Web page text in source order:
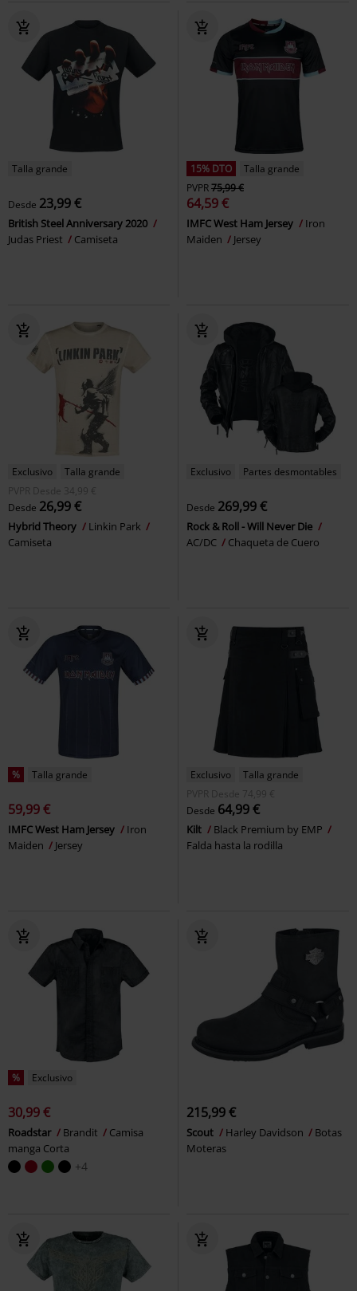
Talla grande
Desde 23,99 €
British Steel Anniversary 2020
Judas Priest
Camiseta
15% DTO
Talla grande
PVPR75,99 €
64,59 €
IMFC West Ham Jersey
Iron
Maiden
Jersey
Exclusivo
Talla grande
PVPR
Desde 34,99 €
Desde 26,99 €
Hybrid Theory
Linkin Park
Camiseta
Exclusivo Partes desmontables
Desde 269,99 €
Rock & Roll - Will Never Die
AC/DC
Chaqueta de Cuero
% Talla grande
59,99 €
IMFC West Ham Jersey
Iron
Maiden
Jersey
Exclusivo
Talla grande
PVPR
Desde 74,99 €
Desde 64,99 €
Kilt
Black Premium by EMP
Falda hasta la rodilla
% Exclusivo
30,99 €
Roadstar Brandit
Camisa
manga Corta
+4
215,99 €
Scout Harley Davidson
Botas
Moteras